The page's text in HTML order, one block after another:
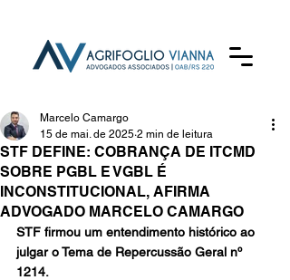
STF DEFINE: COBRANÇA DE ITCMD
SOBRE PGBL E VGBL É
INCONSTITUCIONAL, AFIRMA
ADVOGADO MARCELO CAMARGO
Marcelo Camargo
15 de mai. de 2025 2 min de leitura
STF firmou um entendimento histórico ao
julgar o Tema de Repercussão Geral nº
1214.